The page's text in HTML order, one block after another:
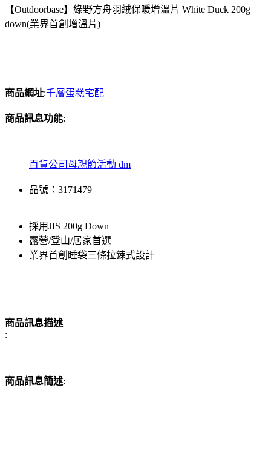
【Outdoorbase】綠野方舟羽絨保暖增溫片 White Duck 200g
down(業界首創增溫片)
商品網址:千層蛋糕宅配
商品訊息功能:
百貨公司母親節活動 dm
品號：3171479
採用JIS 200g Down
露營/登山/居家首選
業界首創睡袋三條拉鍊式設計
商品訊息描述
:
商品訊息簡述: